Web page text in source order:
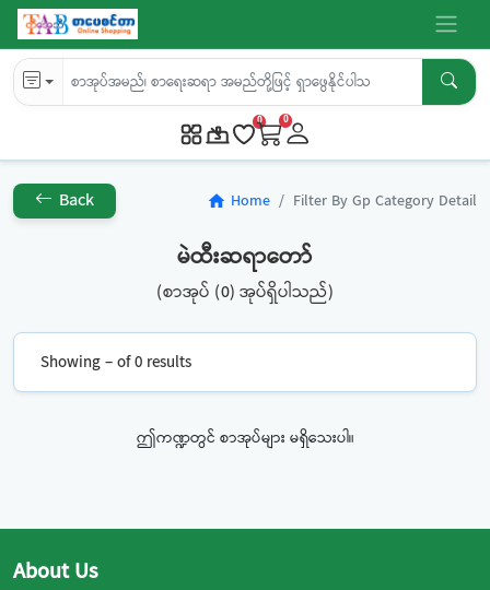
0 0
Back home Home Filter By Gp Category Detail
မဲထီးဆရာတော်
(စာအုပ် (0) အုပ်ရှိပါသည်)
Showing – of 0 results
ဤကဏ္ဍတွင် စာအုပ်များ မရှိသေးပါ။
About Us